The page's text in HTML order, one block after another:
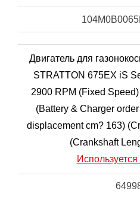
Двигатель для
STRATTON 675EX iS
2900 RPM (Fixed
(Battery & Charger
displacement cm? 163)
(Crankshaft
Используется